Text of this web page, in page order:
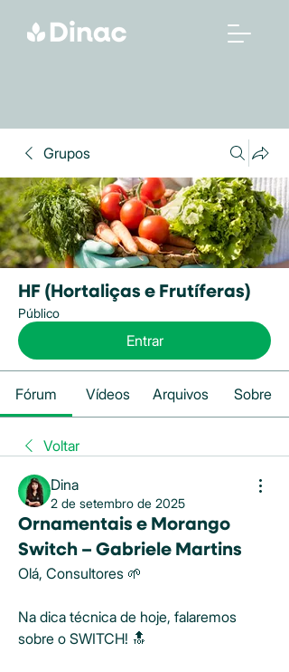
Grupos
HF (Hortaliças e Frutíferas)
Público
Entrar
Fórum Vídeos Arquivos Sobre
Voltar
Dina
2 de setembro de 2025
Ornamentais e Morango
Switch – Gabriele Martins
Olá, Consultores 🌱
Na dica técnica de hoje, falaremos
sobre o SWITCH! 🔝